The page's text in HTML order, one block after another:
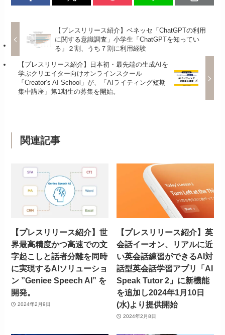
【プレスリリース紹介】ベネッセ「ChatGPTの利用
に関する意識調査」小学生「ChatGPTを知ってい
る」２割、うち７割に利用経験
【プレスリリース紹介】日本初・最先端の生成AIを
学ぶクリエイター向けオンラインスクール
「Creator’s AI School」が、「AIライティング短期
集中講座」第1期生の募集を開始。
関連記事
【プレスリリース紹介】世
界最高精度かつ高速での文
字起こしと話者分離を同時
に実現するAIソリューショ
ン ”Geniee Speech AI” を
開発。
2024年2月9日
【プレスリリース紹介】英
会話イーオン、リアルに近
い英会話練習ができるAI対
話型英会話学習アプリ「AI
Speak Tutor 2」に新機能
を追加し2024年1月10日
(水)より提供開始
2024年2月8日